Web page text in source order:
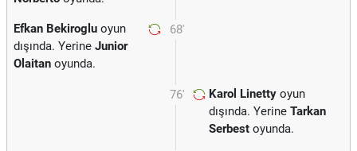
68'
Efkan Bekiroglu oyun
dışında. Yerine Junior
Olaitan oyunda.
76' Karol Linetty oyun
dışında. Yerine Tarkan
Serbest oyunda.